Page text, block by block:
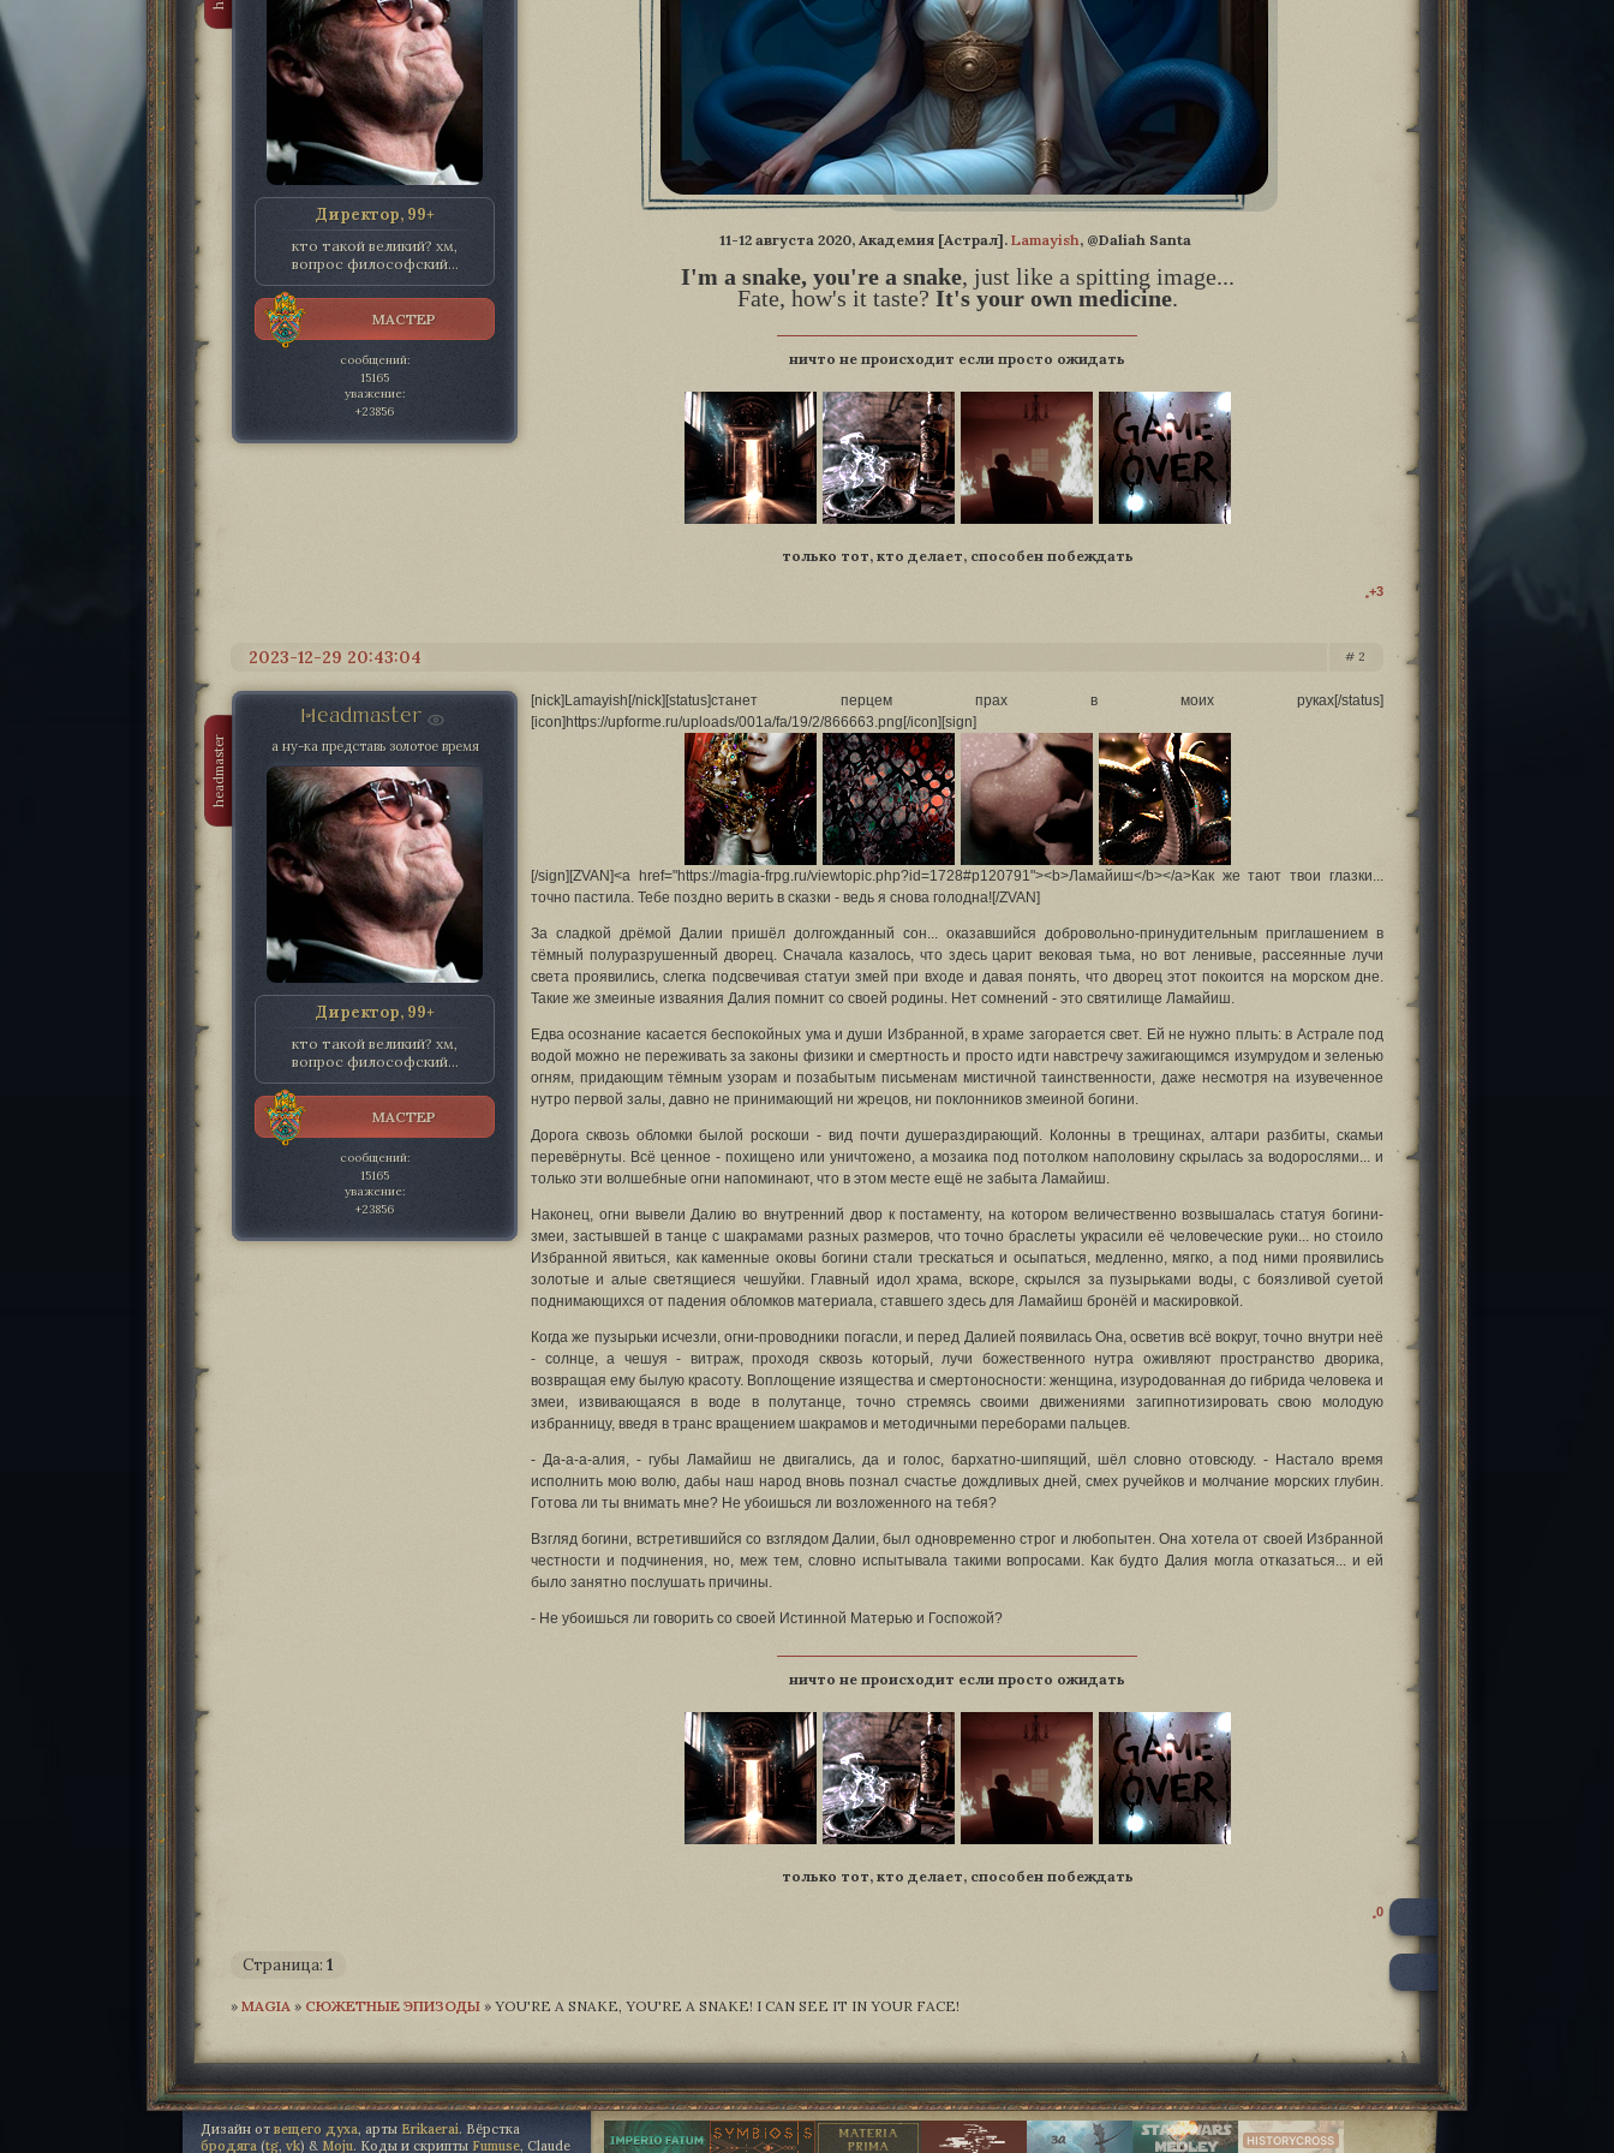
Директор, 99+
кто такой великий? хм,
вопрос философский...
МАСТЕР
сообщений:
15165
уважение:
+23856
11-12 августа 2020, Академия [Астрал]. Lamayish, @Daliah Santa
I'm a snake, you're a snake, just like a spitting image...
Fate, how's it taste? It's your own medicine.
ничто не происходит если просто ожидать
только тот, кто делает, способен побеждать
+3
2
2023-12-29 20:43:04
Headmaster
headmaster а ну-ка представь золотое время
Директор, 99+
кто такой великий? хм,
вопрос философский...
МАСТЕР
сообщений:
15165
уважение:
+23856
[nick]Lamayish[/nick][status]станет перцем прах в моих руках[/status]
[icon]https://upforme.ru/uploads/001a/fa/19/2/866663.png[/icon][sign]
[/sign][ZVAN]<a href="https://magia-frpg.ru/viewtopic.php?id=1728#p120791"><b>Ламайиш</b></a>Как же тают твои глазки...
точно пастила. Тебе поздно верить в сказки - ведь я снова голодна![/ZVAN]
За сладкой дрёмой Далии пришёл долгожданный сон... оказавшийся добровольно-принудительным приглашением в
тёмный полуразрушенный дворец. Сначала казалось, что здесь царит вековая тьма, но вот ленивые, рассеянные лучи
света проявились, слегка подсвечивая статуи змей при входе и давая понять, что дворец этот покоится на морском дне.
Такие же змеиные изваяния Далия помнит со своей родины. Нет сомнений - это святилище Ламайиш.
Едва осознание касается беспокойных ума и души Избранной, в храме загорается свет. Ей не нужно плыть: в Астрале под
водой можно не переживать за законы физики и смертность и просто идти навстречу зажигающимся изумрудом и зеленью
огням, придающим тёмным узорам и позабытым письменам мистичной таинственности, даже несмотря на изувеченное
нутро первой залы, давно не принимающий ни жрецов, ни поклонников змеиной богини.
Дорога сквозь обломки былой роскоши - вид почти душераздирающий. Колонны в трещинах, алтари разбиты, скамьи
перевёрнуты. Всё ценное - похищено или уничтожено, а мозаика под потолком наполовину скрылась за водорослями... и
только эти волшебные огни напоминают, что в этом месте ещё не забыта Ламайиш.
Наконец, огни вывели Далию во внутренний двор к постаменту, на котором величественно возвышалась статуя богини-
змеи, застывшей в танце с шакрамами разных размеров, что точно браслеты украсили её человеческие руки... но стоило
Избранной явиться, как каменные оковы богини стали трескаться и осыпаться, медленно, мягко, а под ними проявились
золотые и алые светящиеся чешуйки. Главный идол храма, вскоре, скрылся за пузырьками воды, с боязливой суетой
поднимающихся от падения обломков материала, ставшего здесь для Ламайиш бронёй и маскировкой.
Когда же пузырьки исчезли, огни-проводники погасли, и перед Далией появилась Она, осветив всё вокруг, точно внутри неё
- солнце, а чешуя - витраж, проходя сквозь который, лучи божественного нутра оживляют пространство дворика,
возвращая ему былую красоту. Воплощение изящества и смертоносности: женщина, изуродованная до гибрида человека и
змеи, извивающаяся в воде в полутанце, точно стремясь своими движениями загипнотизировать свою молодую
избранницу, введя в транс вращением шакрамов и методичными переборами пальцев.
- Да-а-а-алия, - губы Ламайиш не двигались, да и голос, бархатно-шипящий, шёл словно отовсюду. - Настало время
исполнить мою волю, дабы наш народ вновь познал счастье дождливых дней, смех ручейков и молчание морских глубин.
Готова ли ты внимать мне? Не убоишься ли возложенного на тебя?
Взгляд богини, встретившийся со взглядом Далии, был одновременно строг и любопытен. Она хотела от своей Избранной
честности и подчинения, но, меж тем, словно испытывала такими вопросами. Как будто Далия могла отказаться... и ей
было занятно послушать причины.
- Не убоишься ли говорить со своей Истинной Матерью и Госпожой?
ничто не происходит если просто ожидать
только тот, кто делает, способен побеждать
0
Страница: 1
» MAGIA­ » СЮЖЕТНЫЕ ЭПИЗОДЫ » YOU'RE A SNAKE, YOU'RE A SNAKE! I CAN SEE IT IN YOUR FACE!
Дизайн от вещего духа, арты Erikaerai. Вёрстка
бродяга (tg, vk) & Moju. Коды и скрипты Fumuse, Claude